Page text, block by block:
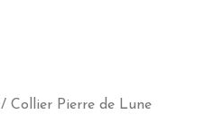
/ Collier Pierre de Lune